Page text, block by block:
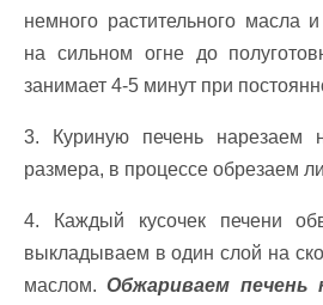
немного растительного масла
на сильном огне до
занимает 4-5 минут при
3. Куриную печень нарезаем
размера, в процессе обрезаем
4. Каждый кусочек печени
выкладываем в один слой на
маслом.Обжариваем печень